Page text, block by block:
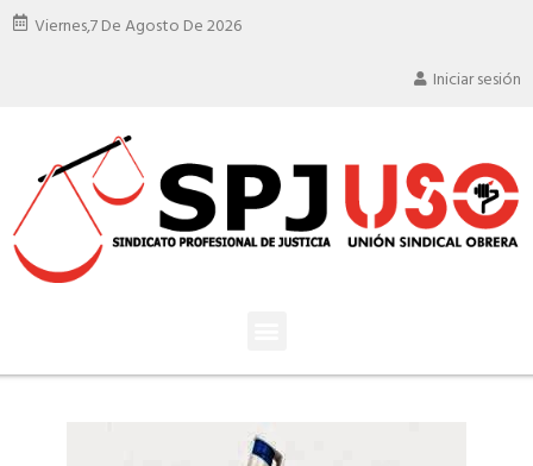
Viernes,7 De Agosto De 2026
Iniciar sesión